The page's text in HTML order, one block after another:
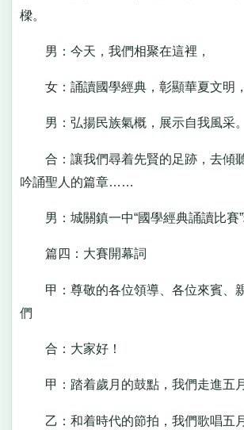
樑。
男：今天，我們相聚在這裡，
女：誦讀國學經典，彰顯華夏文明，
男：弘揚民族氣概，展示自我風采。
合：讓我們尋着先賢的足跡，去傾聽
吟誦聖人的篇章……
男：城關鎮一中“國學經典誦讀比賽”
篇四：大賽開幕詞
甲：尊敬的各位領導、各位來賓、
們
合：大家好！
甲：踏着歲月的鼓點，我們走進五月
乙：和着時代的節拍，我們歌唱五月